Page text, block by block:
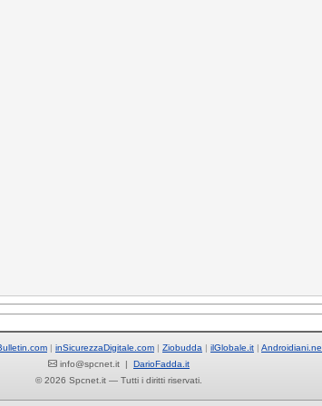
inSicurezzaDigitale.com Ziobudda ilGlobale.it
info@spcnet.it | DarioFadda.it
© 2026 Spcnet.it — Tutti i diritti riservati.